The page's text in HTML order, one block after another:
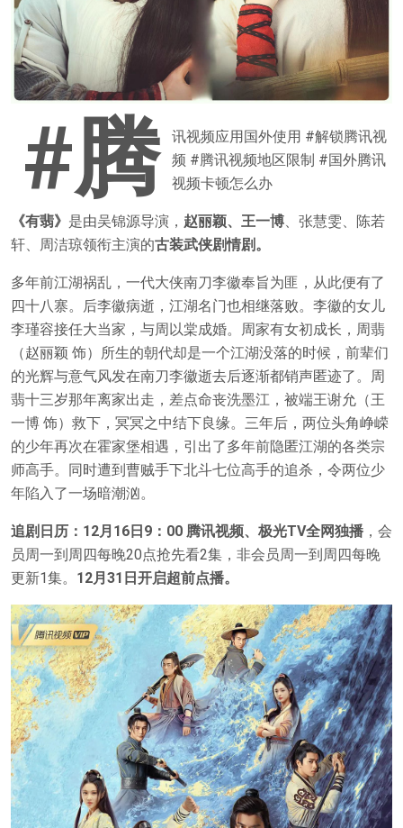
#腾
讯视频应用国外使用 #解锁腾讯视
频 #腾讯视频地区限制 #国外腾讯
视频卡顿怎么办
《有翡》 是由吴锦源导演， 赵丽颖、王一博 、张慧雯、陈若
轩、周洁琼领衔主演的古装武侠剧情剧。
多年前江湖祸乱，一代大侠南刀李徽奉旨为匪，从此便有了
四十八寨。后李徽病逝，江湖名门也相继落败。李徽的女儿
李瑾容接任大当家，与周以棠成婚。周家有女初成长，周翡
（赵丽颖 饰）所生的朝代却是一个江湖没落的时候，前辈们
的光辉与意气风发在南刀李徽逝去后逐渐都销声匿迹了。周
翡十三岁那年离家出走，差点命丧洗墨江，被端王谢允（王
一博 饰）救下，冥冥之中结下良缘。三年后，两位头角峥嵘
的少年再次在霍家堡相遇，引出了多年前隐匿江湖的各类宗
师高手。同时遭到曹贼手下北斗七位高手的追杀，令两位少
年陷入了一场暗潮汹。
追剧日历：12月16日9：00 腾讯视频、极光TV全网独播 ，会
员周一到周四每晚20点抢先看2集，非会员周一到周四每晚
更新1集。 12月31日开启超前点播。